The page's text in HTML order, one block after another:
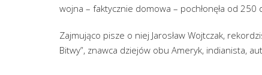
wojna – faktycznie domowa – pochłonęła od 250
Zajmująco pisze o niej Jarosław Wojtczak,
Bitwy”, znawca dziejów obu Ameryk, indianista,